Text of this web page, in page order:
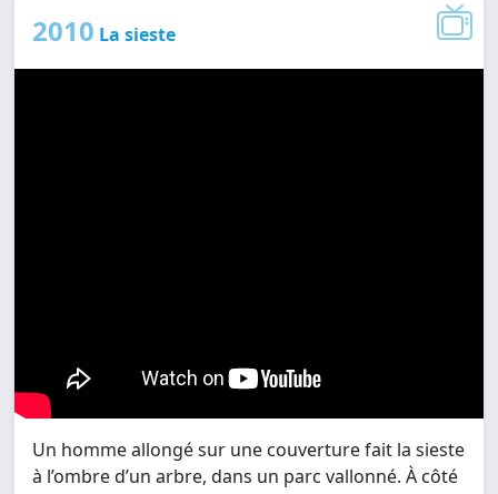
2010 La sieste
Un homme allongé sur une couverture fait la sieste
à l’ombre d’un arbre, dans un parc vallonné. À côté